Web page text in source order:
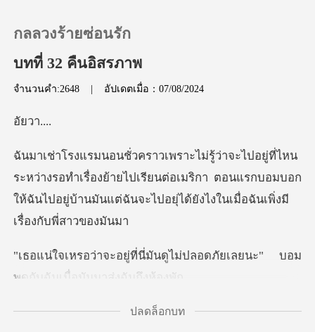
ประวัติการอ่าน
ออกจากระบบ
ดาวน์โหลดแอป
กลลวงร้ายซ่อนรัก
บทที่ 32 คืนอิสรภาพ
จำนวนคำ:2648 | อัปเดตเมื่อ：07/08/2024
วา.
รอทำเรื่องย้ายไปเรียนต่อเมริกา ตอนแรกบอมบอก
ให้ฉันไปอยู่บ้านมั
ันดูไม่ปลอดภัยเลยนะ" บอม
พูดกั
รมระดับหกดาวเลยนะความ
ปลดล็อกบท